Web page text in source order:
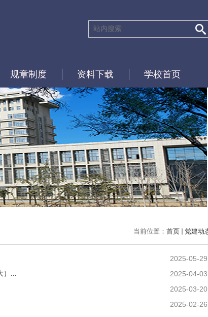
规章制度 资料下载 学校首页
当前位置： 首页 党建动
2025-05-29
）... 2025-04-03
2025-03-20
2025-02-26